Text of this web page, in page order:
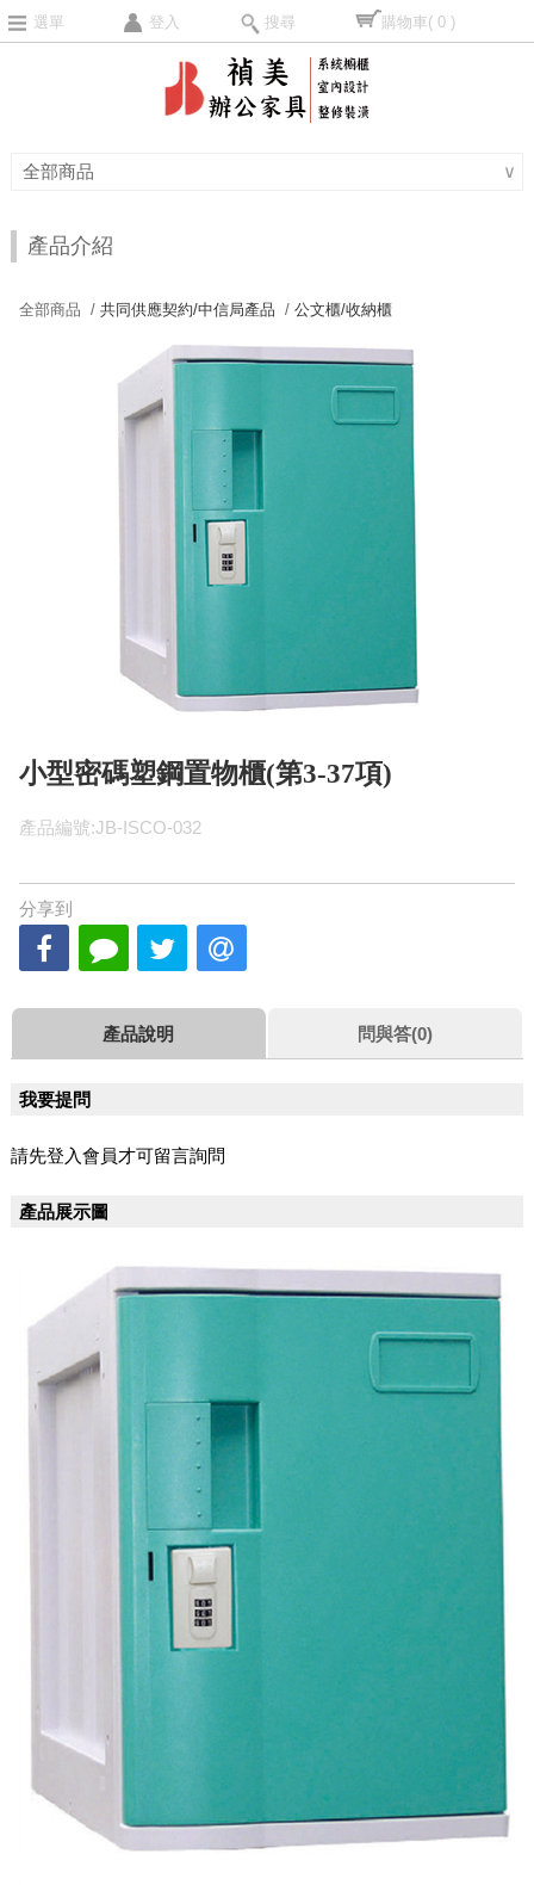
選單 登入 搜尋 購物車( 0 )
全部商品 ∨
產品介紹
全部商品 /共同供應契約/中信局產品 /公文櫃/收納櫃
小型密碼塑鋼置物櫃(第3-37項)
產品編號:JB-ISCO-032
分享到
產品說明 問與答(0)
我要提問
請先登入會員才可留言詢問
產品展示圖